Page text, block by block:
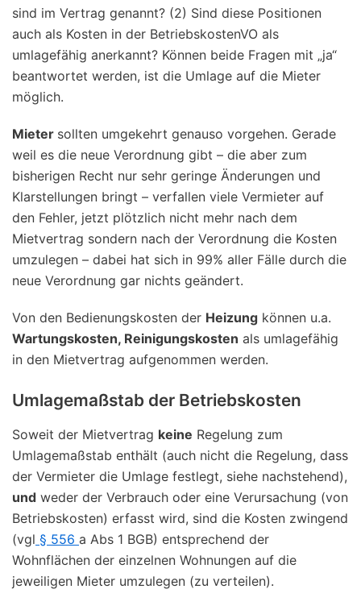
sind im Vertrag genannt? (2) Sind diese Positionen
auch als Kosten in der BetriebskostenVO als
umlagefähig anerkannt? Können beide Fragen mit „ja“
beantwortet werden, ist die Umlage auf die Mieter
möglich.
Mieter sollten umgekehrt genauso vorgehen. Gerade
weil es die neue Verordnung gibt – die aber zum
bisherigen Recht nur sehr geringe Änderungen und
Klarstellungen bringt – verfallen viele Vermieter auf
den Fehler, jetzt plötzlich nicht mehr nach dem
Mietvertrag sondern nach der Verordnung die Kosten
umzulegen – dabei hat sich in 99% aller Fälle durch die
neue Verordnung gar nichts geändert.
Von den Bedienungskosten der Heizung können u.a.
Wartungskosten, Reinigungskosten als umlagefähig
in den Mietvertrag aufgenommen werden.
Umlagemaßstab der Betriebskosten
Soweit der Mietvertrag keine Regelung zum
Umlagemaßstab enthält (auch nicht die Regelung, dass
der Vermieter die Umlage festlegt, siehe nachstehend),
und weder der Verbrauch oder eine Verursachung (von
Betriebskosten) erfasst wird, sind die Kosten zwingend
(vgl § 556 a Abs 1 BGB) entsprechend der
Wohnflächen der einzelnen Wohnungen auf die
jeweiligen Mieter umzulegen (zu verteilen).